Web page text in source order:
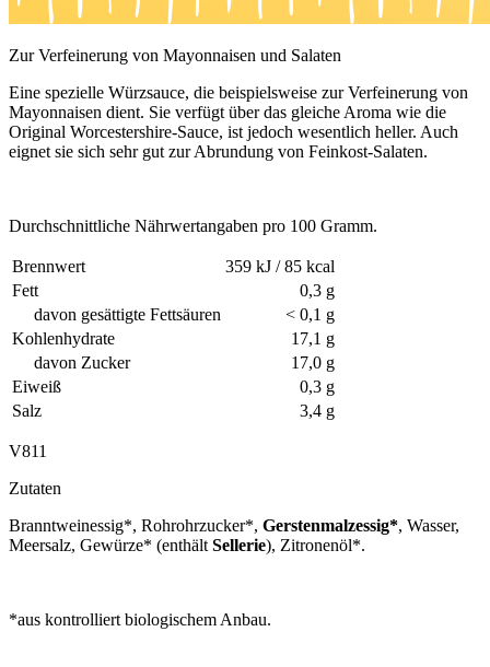
Zur Verfeinerung von Mayonnaisen und Salaten
Eine spezielle Würzsauce, die beispielsweise zur Verfeinerung von
Mayonnaisen dient. Sie verfügt über das gleiche Aroma wie die
Original Worcestershire-Sauce, ist jedoch wesentlich heller. Auch
eignet sie sich sehr gut zur Abrundung von Feinkost-Salaten.
Durchschnittliche Nährwertangaben pro 100 Gramm.
Brennwert
359 kJ / 85 kcal
Fett
0,3 g
davon gesättigte Fettsäuren
< 0,1 g
Kohlenhydrate
17,1 g
davon Zucker
17,0 g
Eiweiß
0,3 g
Salz
3,4 g
V811
Zutaten
Branntweinessig*, Rohrohrzucker*, Gerstenmalzessig*, Wasser,
Meersalz, Gewürze* (enthält Sellerie), Zitronenöl*.
*aus kontrolliert biologischem Anbau.